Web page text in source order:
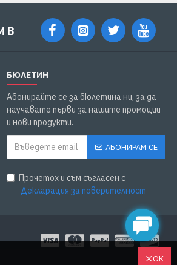
В
БЮЛЕТИН
Абонирайте се за бюлетина ни, за да
научавате първи за нашите промоции
и нови продукти.
АБОНИРАМ СЕ
Прочетох и съм съгласен с
Декларация за поверителност
ОК